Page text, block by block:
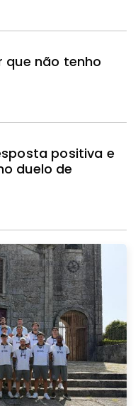
que não tenho
positiva e
duelo de